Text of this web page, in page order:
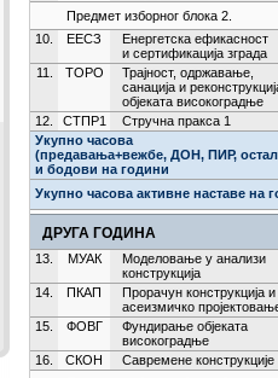
Предмет изборног блока 2.
10.
ЕЕСЗ
Енергетска ефикасност
и сертификација зграда
11.
ТОРО
Трајност, одржавање,
санација и
објеката високоградње
12.
СТПР1
Стручна пракса 1
Укупно часова
(предавања+вежбе, ДОН, ПИР,
и бодови на години
Укупно часова активне наставе на
ДРУГА ГОДИНА
13. МУАК
Моделовање у анализи
конструкција
14.
ПКАП
Прорачун конструкција и
асеизмичко
15.
ФОВГ
Фундирање објеката
високоградње
16.
СКОН
Савремене конструкције